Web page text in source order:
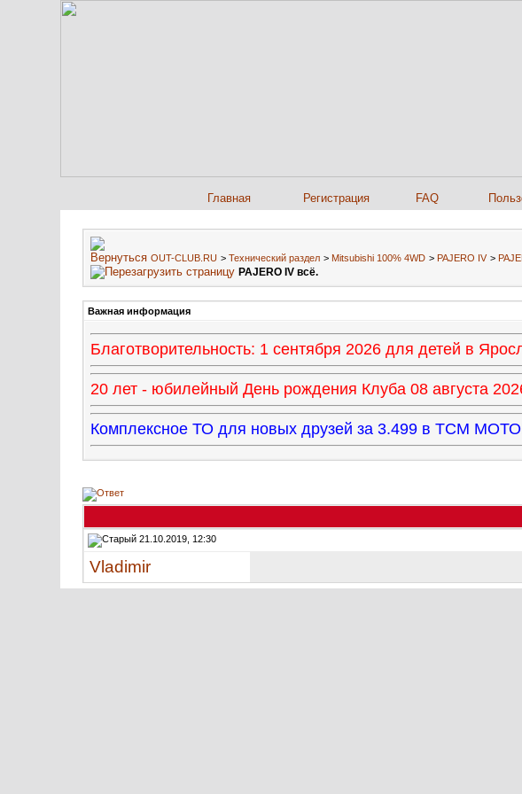
Главная Регистрация FAQ
OUT-CLUB.RU > Технический раздел > Mitsubishi 100% 4WD > PAJERO IV >
PAJERO IV всё.
Важная информация
Благотворительность: 1 сентября 2026 для детей в
20 лет - юбилейный День рождения Клуба 08 августа
Комплексное ТО для новых друзей за 3.499 в ТСМ
21.10.2019, 12:30
Vladimir